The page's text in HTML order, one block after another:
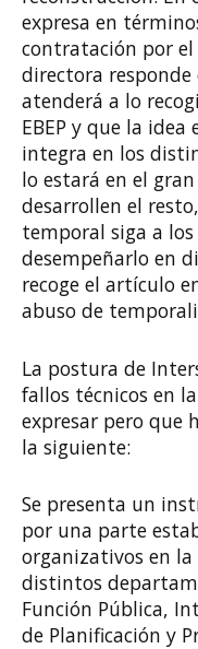
expresa en
contratación por el
directora responde
atenderá a lo
EBEP y que la idea
integra en los
lo estará en el
desarrollen el
temporal siga a los
desempeñarlo en
recoge el artículo
abuso de
La postura de
fallos técnicos en
expresar pero que
la siguiente:
Se presenta un
por una parte
organizativos en
distintos
Función Pública,
de Planificación y